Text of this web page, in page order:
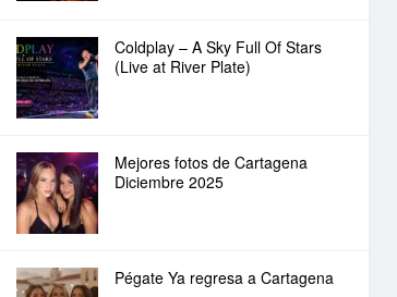
Coldplay – A Sky Full Of Stars
(Live at River Plate)
Mejores fotos de Cartagena
Diciembre 2025
Pégate Ya regresa a Cartagena